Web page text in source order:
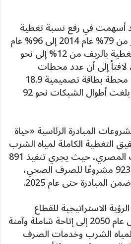
أسهمت في رفع نسبة تغطية
الصرف الصحي بالحضر من 79% عام 2014 إلى 96% عام
2025، بينما ارتفعت التغطية بالريف من 12% إلى نحو
لافتاً إلى أن عدد محطات
المعالجة وصل إلى 612 محطة بطاقة تصميمية 18.9
مليون م³/يوم، في حين بلغت أطوال الشبكات نحو 92
المبادرة الرئاسية «حياة
التغطية الكاملة لمياه الشرب
والصرف الصحي بالريف المصري، حيث يجري تنفيذ 891
مشروعاً لمياه الشرب و923 مشروعًا للصرف الصحي،
الاستراتيجية للقطاع
تستهدف الوصول بحلول عام 2050 إلى إتاحة شاملة وآمنة
لمياه الشرب وخدمات الصرف